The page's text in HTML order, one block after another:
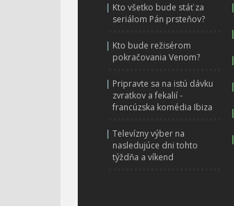
| Kto všetko bude stáť za
seriálom Pán prsteňov?
| Kto bude režisérom
pokračovania Venom?
| Pripravte sa na istú dávku
zvratkov a fekalií -
francúzska komédia Ibiza
| Televízny výber na
nasledujúce dni tohto
týždňa a víkend
|
|
|
|
|
|